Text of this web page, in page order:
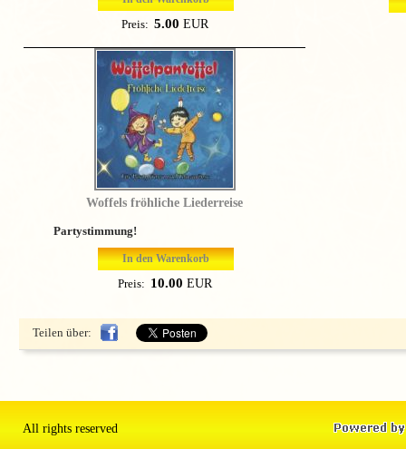
Preis: 5.00 EUR
Woffels fröhliche Liederreise
Partystimmung!
In den Warenkorb
Preis: 10.00 EUR
Teilen über:
All rights reserved